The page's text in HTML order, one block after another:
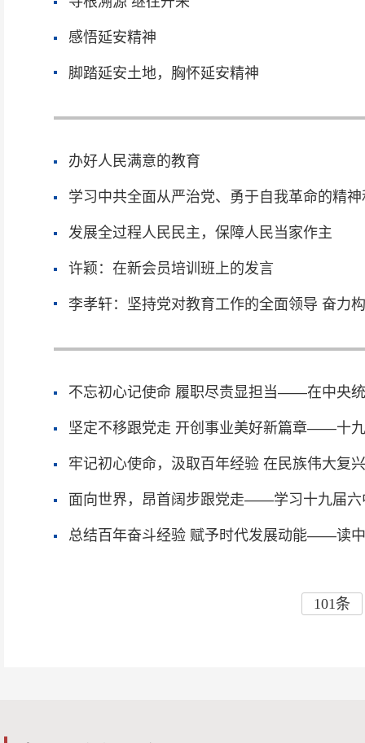
感悟延安精神
脚踏延安土地，胸怀延安精神
办好人民满意的教育
学习中共全面从严治党、勇于自我革命的精
发展全过程人民民主，保障人民当家作主
许颖：在新会员培训班上的发言
李孝轩：坚持党对教育工作的全面领导 奋
不忘初心记使命 履职尽责显担当
坚定不移跟党走 开创事业美好新篇章——十
牢记初心使命，汲取百年经验 在民族伟大复兴新征程中贡献自己的力量——学习党第十九届六中全会心得
体会面向世界，昂首阔步跟党走——学习十九届六
总结百年奋斗经验 赋予时代发展动能——读
101条